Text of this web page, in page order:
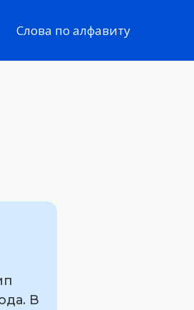
Слова по алфавиту
В